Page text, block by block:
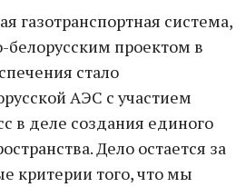
газотранспортная система,
белорусским проектом в
стало
АЭС с участием
в деле создания единого
Дело остается за
критерии того, что мы